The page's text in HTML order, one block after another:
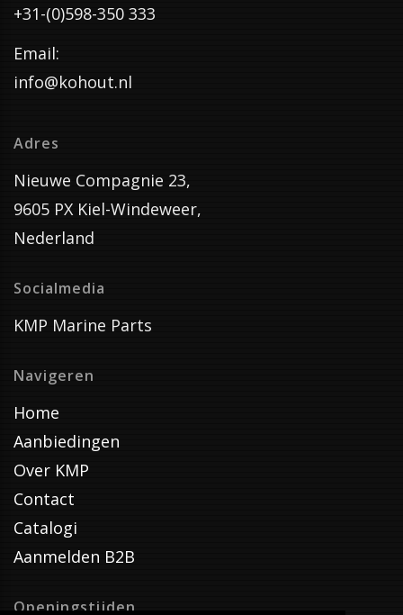
+31-(0)598-350 333
Email:
info@kohout.nl
Adres
Nieuwe Compagnie 23,
9605 PX Kiel-Windeweer,
Nederland
Socialmedia
KMP Marine Parts
Navigeren
Home
Aanbiedingen
Over KMP
Contact
Catalogi
Aanmelden B2B
Openingstijden